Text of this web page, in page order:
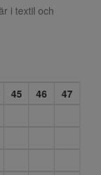
i textil och
45 46
47